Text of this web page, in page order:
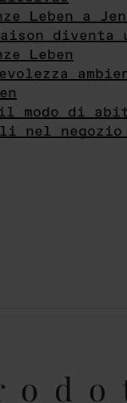
Leben a
diventa
Leben
il modo di
negozio